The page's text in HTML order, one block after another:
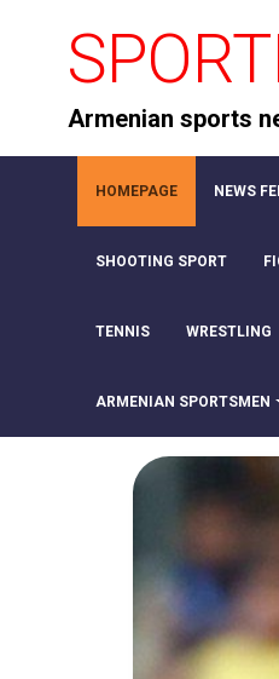
Armenian sports
HOMEPAGE NEWS
SHOOTING SPORT
TENNIS WRESTLING
ARMENIAN SPORTSMEN